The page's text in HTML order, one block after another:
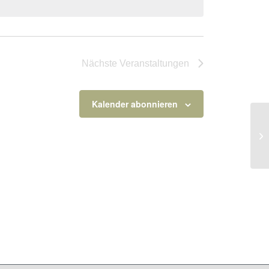
Nächste Veranstaltungen
Kalender abonnieren